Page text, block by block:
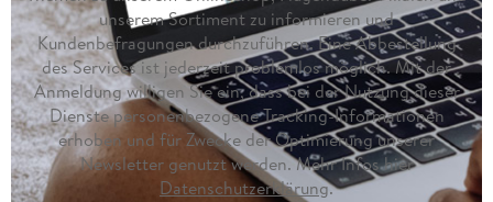
unserem Sortiment zu informieren und
Kundenbefragungen durchzuführen. Eine Abbestellung
des Services ist jederzeit problemlos möglich. Mit der
Anmeldung willigen Sie ein, dass bei der Nutzung dieser
Dienste personenbezogene Tracking-Informationen
erhoben und für Zwecke der Optimierung unserer
Newsletter genutzt werden. Mehr Infos hier
Datenschutzerklärung.